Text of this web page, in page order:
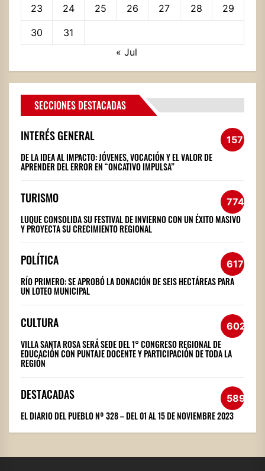
23 24 25 26 27 28 29
30
31
« Jul
SECCIONES DESTACADAS
INTERÉS GENERAL 1572
DE LA IDEA AL IMPACTO: JÓVENES, VOCACIÓN Y EL VALOR DE
APRENDER DEL ERROR EN “ONCATIVO IMPULSA”
TURISMO 774
LUQUE CONSOLIDA SU FESTIVAL DE INVIERNO CON UN ÉXITO MASIVO
Y PROYECTA SU CRECIMIENTO REGIONAL
POLÍTICA 617
RÍO PRIMERO: SE APROBÓ LA DONACIÓN DE SEIS HECTÁREAS PARA
UN LOTEO MUNICIPAL
CULTURA 602
VILLA SANTA ROSA SERÁ SEDE DEL 1° CONGRESO REGIONAL DE
EDUCACIÓN CON PUNTAJE DOCENTE Y PARTICIPACIÓN DE TODA LA
REGIÓN
DESTACADAS 589
EL DIARIO DEL PUEBLO Nº 328 – DEL 01 AL 15 DE NOVIEMBRE 2023